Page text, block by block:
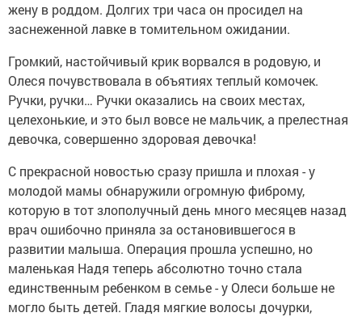
жену в роддом. Долгих три часа он просидел на
заснеженной лавке в томительном ожидании.
Громкий, настойчивый крик ворвался в родовую, и
Олеся почувствовала в объятиях теплый комочек.
Ручки, ручки… Ручки оказались на своих местах,
целехонькие, и это был вовсе не мальчик, а прелестная
девочка, совершенно здоровая девочка!
С прекрасной новостью сразу пришла и плохая - у
молодой мамы обнаружили огромную фиброму,
которую в тот злополучный день много месяцев назад
врач ошибочно приняла за остановившегося в
развитии малыша. Операция прошла успешно, но
маленькая Надя теперь абсолютно точно стала
единственным ребенком в семье - у Олеси больше не
могло быть детей. Гладя мягкие волосы дочурки,